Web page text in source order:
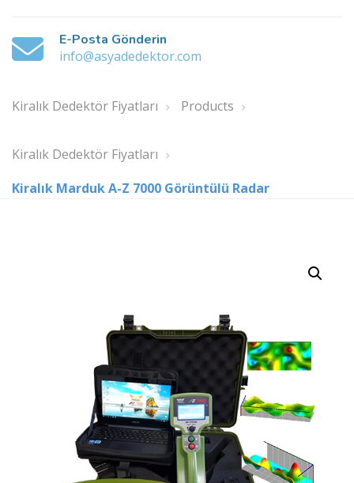
E-Posta Gönderin
info@asyadedektor.com
Kiralık Dedektör Fiyatları Products
Kiralık Dedektör Fiyatları
Kiralık Marduk A-Z 7000 Görüntülü Radar